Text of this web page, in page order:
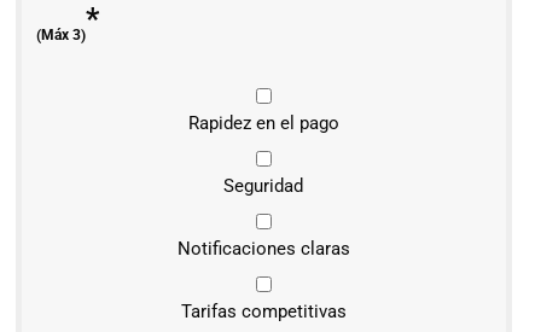
(Máx 3)*
Rapidez en el pago
Seguridad
Notificaciones claras
Tarifas competitivas